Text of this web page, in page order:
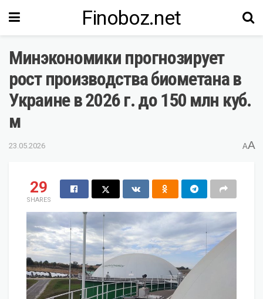
Finoboz.net
Минэкономики прогнозирует
рост производства биометана в
Украине в 2026 г. до 150 млн куб.
м
23.05.2026 AA
29
SHARES